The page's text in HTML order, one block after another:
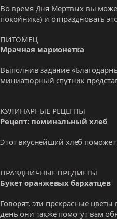
Во время Дня Мертвых вы
покойника) и отпраздновать
ПИТОМЕЦ
Мрачная марионетка
Выполнив задание
миниатюрный спутник
КУЛИНАРНЫЕ РЕЦЕПТЫ
Рецепт: поминальный хлеб
Этот вкуснейший хлеб
ПРАЗДНИЧНЫЕ ПРЕДМЕТЫ
Букет оранжевых бархатцев
Говорят, эти прекрасные
день они также помогут вам